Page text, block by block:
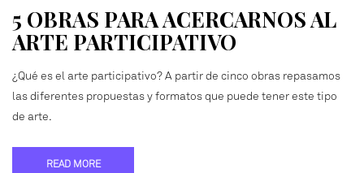
5 OBRAS PARA ACERCARNOS AL
ARTE PARTICIPATIVO
¿Qué es el arte participativo? A partir de cinco obras repasamos
las diferentes propuestas y formatos que puede tener este tipo
de arte.
READ MORE